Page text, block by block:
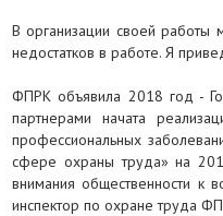
В организации своей
недостатков в работе. Я
ФПРК объявила 2018 год -
партнерами начата
профессиональных
сфере охраны труда» на
внимания общественности к
инспектор по охране труда